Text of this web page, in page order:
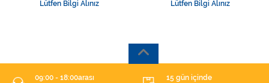
Lütfen Bilgi Alınız Lütfen Bilgi Alınız
09:00 - 18:00arası 15 gün içinde